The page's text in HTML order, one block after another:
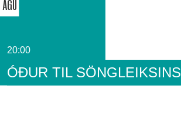
ÁGÚ
20:00
ÓÐUR TIL SÖNGLEIKSINS